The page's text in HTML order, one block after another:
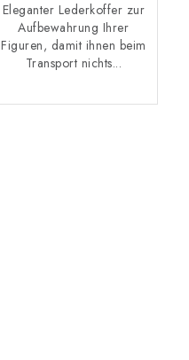
Eleganter Lederkoffer zur
Aufbewahrung Ihrer
Figuren, damit ihnen beim
Transport nichts...